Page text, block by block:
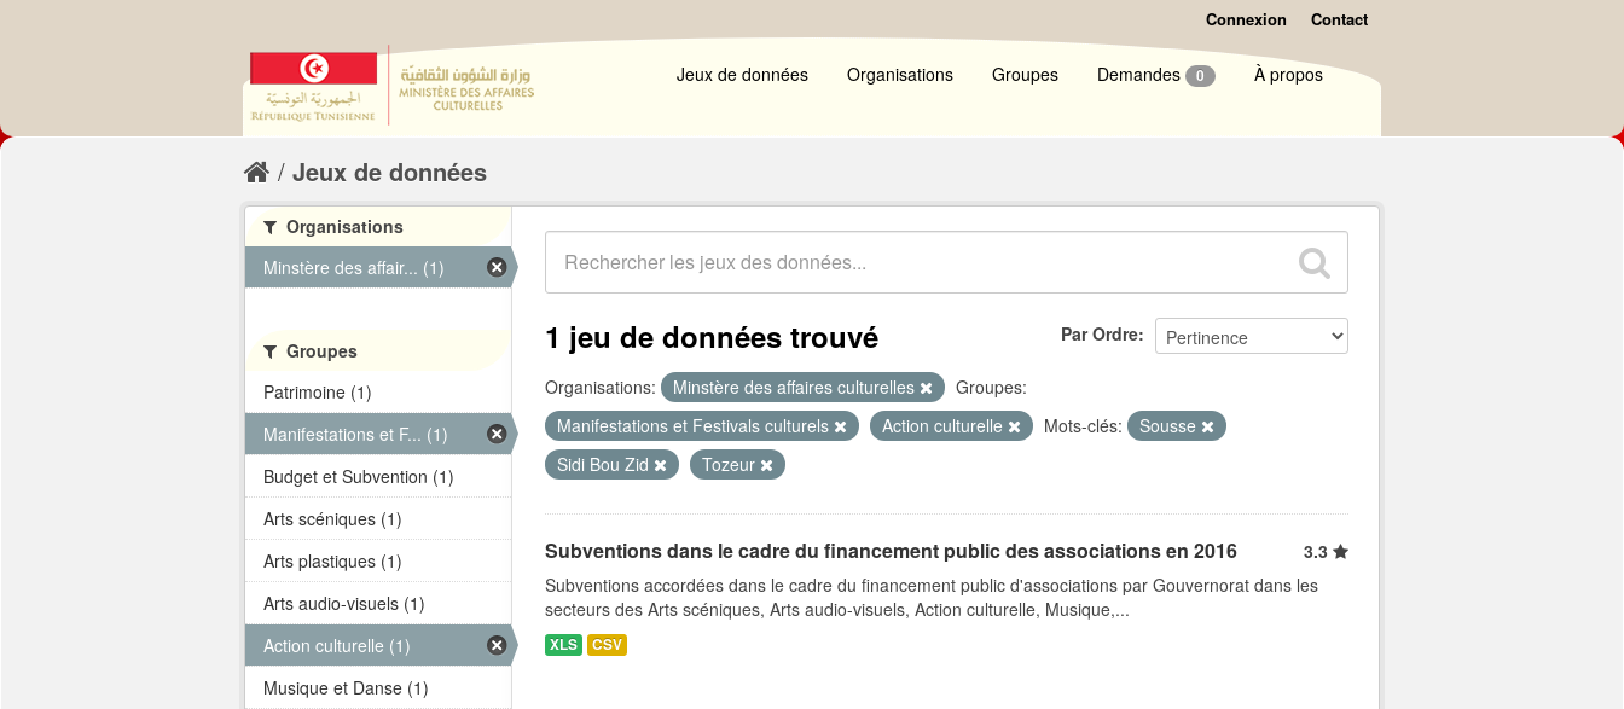
Connexion Contact
Jeux de données Organisations Groupes Demandes 0 À propos
Jeux de données
Par Ordre
1 jeu de données trouvé
Organisations: Minstère des affaires culturelles
Groupes:
Manifestations et Festivals culturels
Action culturelle Mots-clés:
Sousse
Sidi Bou Zid
Tozeur
Subventions dans le cadre du financement public des associations en 2016
3.3
Subventions accordées dans le cadre du financement public d'associations par Gouvernorat dans les
secteurs des Arts scéniques, Arts audio-visuels, Action culturelle, Musique,...
XLS CSV
Organisations
Minstère des affair... (1)
Groupes
Patrimoine (1)
Manifestations et F... (1)
Budget et Subvention (1)
Arts scéniques (1)
Arts plastiques (1)
Arts audio-visuels (1)
Action culturelle (1)
Musique et Danse (1)